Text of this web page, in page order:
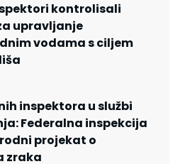
kontrolisali
upravljanje
vodama s ciljem
inspektora u službi
Federalna inspekcija
projekat o
zraka